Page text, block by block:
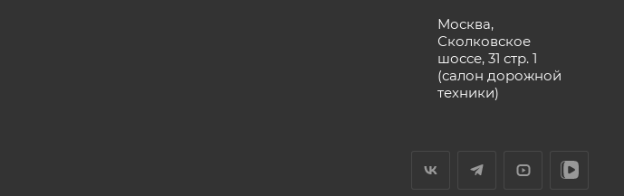
Москва,
Сколковское
шоссе, 31 стр. 1
(салон дорожной
техники)